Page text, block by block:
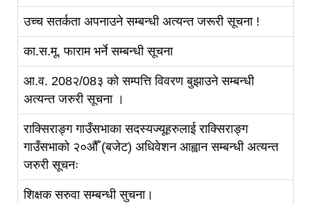
उच्च सतर्कता अपनाउने सम्बन्धी अत्यन्त जरूरी सूचना !
का.स.मू. फाराम भर्ने सम्बन्धी सूचना
आ.व. 208२/08३ को सम्पत्ति विवरण बुझाउने सम्बन्धी
अत्यन्त जरुरी सूचना ।
राक्सिराङ्ग गाउँसभाका सदस्यज्यूहरुलाई राक्सिराङ्ग
गाउँसभाको २०औँ (बजेट) अधिवेशन आह्वान सम्बन्धी अत्यन्त
जरुरी सूचनः
शिक्षक सरुवा सम्बन्धी सुचना।